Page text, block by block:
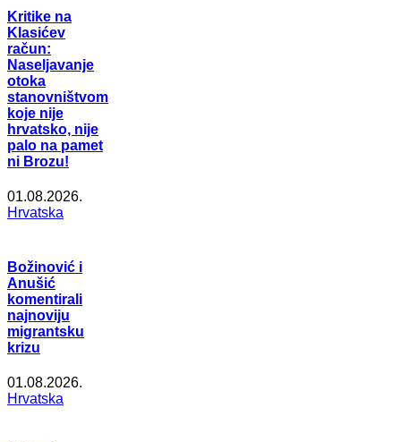
Kritike na
Klasićev
račun:
Naseljavanje
otoka
stanovništvom
koje nije
hrvatsko, nije
palo na pamet
ni Brozu!
01.08.2026.
Hrvatska
Božinović i
Anušić
komentirali
najnoviju
migrantsku
krizu
01.08.2026.
Hrvatska